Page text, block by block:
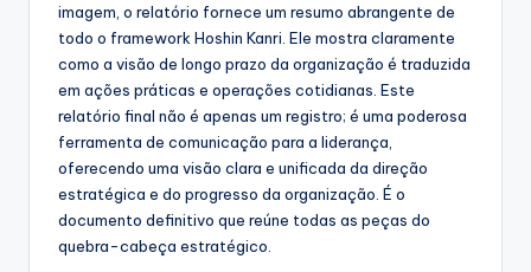
imagem, o relatório fornece um resumo abrangente de
todo o framework Hoshin Kanri. Ele mostra claramente
como a visão de longo prazo da organização é traduzida
em ações práticas e operações cotidianas. Este
relatório final não é apenas um registro; é uma poderosa
ferramenta de comunicação para a liderança,
oferecendo uma visão clara e unificada da direção
estratégica e do progresso da organização. É o
documento definitivo que reúne todas as peças do
quebra-cabeça estratégico.